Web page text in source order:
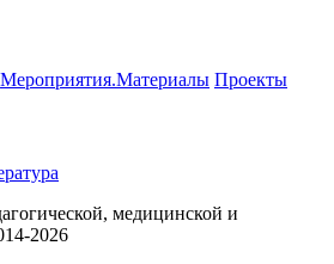
Мероприятия.Материалы Проекты
медицинской и
2026